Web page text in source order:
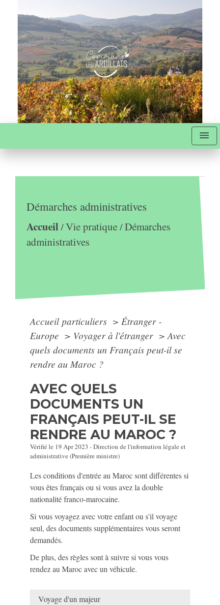
menu
Démarches administratives
Accueil/Vie pratique/Démarches
administratives
Accueil particuliers > Étranger -
Europe > Voyager à l'étranger > Avec
quels documents un Français peut-il se
rendre au Maroc ?
AVEC QUELS
DOCUMENTS UN
FRANÇAIS PEUT-IL SE
RENDRE AU MAROC ?
Vérifié le 19 Apr 2023 - Direction de l'information légale et
administrative (Première ministre)
Les conditions d'entrée au Maroc sont différentes si
vous êtes français ou si vous avez la double
nationalité franco-marocaine.
Si vous voyagez avec votre enfant ou s'il voyage
seul, des documents supplémentaires vous seront
demandés.
De plus, des règles sont à suivre si vous vous
rendez au Maroc avec un véhicule.
Voyage d'un majeur